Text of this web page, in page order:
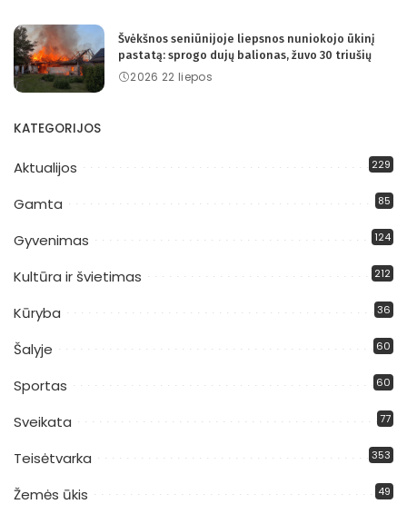
Švėkšnos seniūnijoje liepsnos nuniokojo ūkinį
pastatą: sprogo dujų balionas, žuvo 30 triušių
2026 22 liepos
KATEGORIJOS
Aktualijos 229
Gamta 85
Gyvenimas 124
Kultūra ir švietimas 212
Kūryba 36
Šalyje 60
Sportas 60
Sveikata 77
Teisėtvarka 353
Žemės ūkis 49